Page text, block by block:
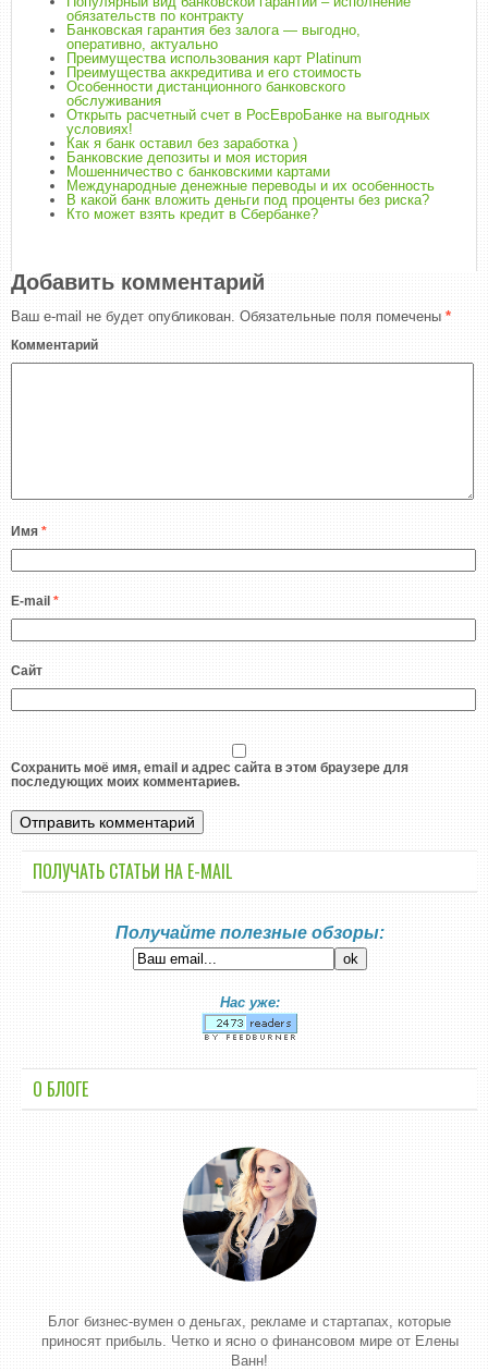
обязательств по контракту
Банковская гарантия без залога — выгодно,
оперативно, актуально
Преимущества использования карт Platinum
Преимущества аккредитива и его стоимость
Особенности дистанционного банковского
обслуживания
Открыть расчетный счет в РосЕвроБанке на выгодных
условиях!
Как я банк оставил без заработка )
Банковские депозиты и моя история
Мошенничество с банковскими картами
Международные денежные переводы и их особенность
В какой банк вложить деньги под проценты без риска?
Кто может взять кредит в Сбербанке?
Добавить комментарий
Ваш e-mail не будет опубликован. Обязательные поля помечены *
Комментарий
Имя *
E-mail *
Сайт
Сохранить моё имя, email и адрес сайта в этом браузере для
последующих моих комментариев.
ПОЛУЧАТЬ СТАТЬИ НА E-MАIL
Получайте полезные обзоры:
Нас уже:
О БЛОГЕ
Блог бизнес-вумен о деньгах, рекламе и стартапах, которые
приносят прибыль. Четко и ясно о финансовом мире от Елены
Ванн!